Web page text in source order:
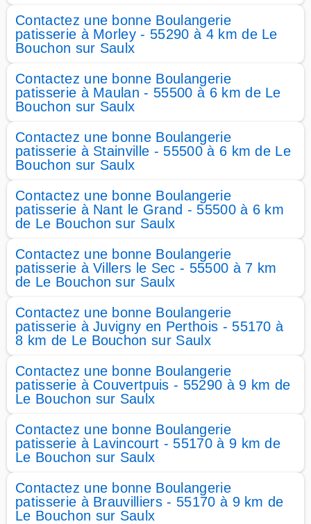
Contactez une bonne Boulangerie
patisserie à Morley - 55290 à 4 km de Le
Bouchon sur Saulx
Contactez une bonne Boulangerie
patisserie à Maulan - 55500 à 6 km de Le
Bouchon sur Saulx
Contactez une bonne Boulangerie
patisserie à Stainville - 55500 à 6 km de Le
Bouchon sur Saulx
Contactez une bonne Boulangerie
patisserie à Nant le Grand - 55500 à 6 km
de Le Bouchon sur Saulx
Contactez une bonne Boulangerie
patisserie à Villers le Sec - 55500 à 7 km
de Le Bouchon sur Saulx
Contactez une bonne Boulangerie
patisserie à Juvigny en Perthois - 55170 à
8 km de Le Bouchon sur Saulx
Contactez une bonne Boulangerie
patisserie à Couvertpuis - 55290 à 9 km de
Le Bouchon sur Saulx
Contactez une bonne Boulangerie
patisserie à Lavincourt - 55170 à 9 km de
Le Bouchon sur Saulx
Contactez une bonne Boulangerie
patisserie à Brauvilliers - 55170 à 9 km de
Le Bouchon sur Saulx